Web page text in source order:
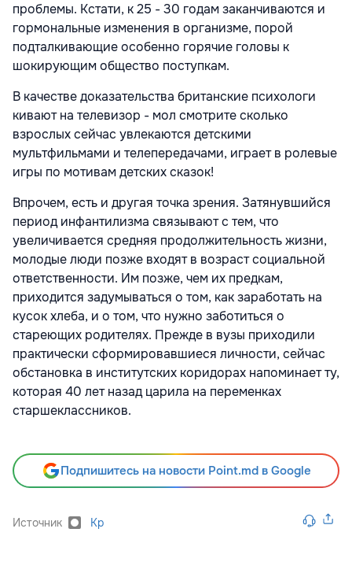
проблемы. Кстати, к 25 - 30 годам заканчиваются и
гормональные изменения в организме, порой
подталкивающие особенно горячие головы к
шокирующим общество поступкам.
В качестве доказательства британские психологи
кивают на телевизор - мол смотрите сколько
взрослых сейчас увлекаются детскими
мультфильмами и телепередачами, играет в ролевые
игры по мотивам детских сказок!
Впрочем, есть и другая точка зрения. Затянувшийся
период инфантилизма связывают с тем, что
увеличивается средняя продолжительность жизни,
молодые люди позже входят в возраст социальной
ответственности. Им позже, чем их предкам,
приходится задумываться о том, как заработать на
кусок хлеба, и о том, что нужно заботиться о
стареющих родителях. Прежде в вузы приходили
практически сформировавшиеся личности, сейчас
обстановка в институтских коридорах напоминает ту,
которая 40 лет назад царила на переменках
старшеклассников.
Подпишитесь на новости Point.md в Google
Источник Kp